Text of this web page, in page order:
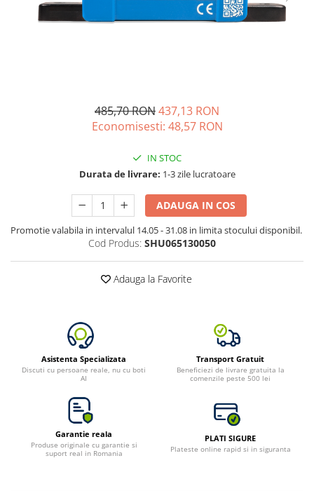
Acumulatori de stocare
485,70 RON437,13 RON
Economisesti: 48,57 RON
IN STOC
Durata de livrare: 1-3 zile lucratoare
ADAUGA IN COS
Promotie valabila in intervalul 14.05 - 31.08 in limita stocului disponibil.
Cod Produs: SHU065130050
Adauga la Favorite
Asistenta Specializata
Discuti cu persoane reale, nu cu boti
AI
Transport Gratuit
Beneficiezi de livrare gratuita la
comenzile peste 500 lei
Garantie reala
Produse originale cu garantie si
suport real in Romania
PLATI SIGURE
Plateste online rapid si in siguranta